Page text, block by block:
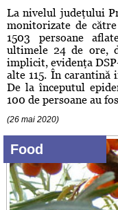
La nivelul judeţului
monitorizate de
1503 persoane
ultimele 24 de ore,
implicit, evidenţa
alte 115. În carantină
De la începutul
100 de persoane au
(26 mai 2020)
Food